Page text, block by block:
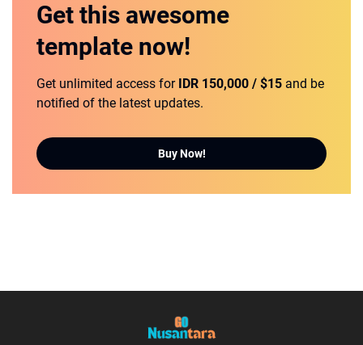
Get this awesome
template now!
Get unlimited access for IDR 150,000 / $15 and be
notified of the latest updates.
Buy Now!